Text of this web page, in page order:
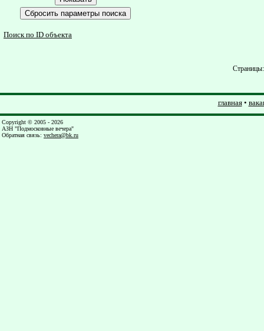
Поиск по ID объекта
главная•
Copyright © 2005 - 2026
АЗН "Подмосковные вечера"
Обратная связь: vechera@bk.ru